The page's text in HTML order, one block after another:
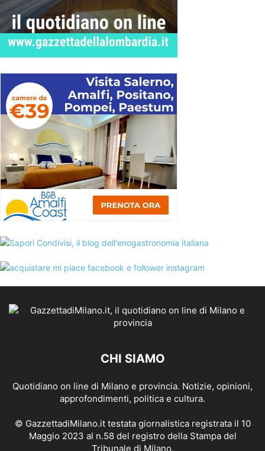
CHI SIAMO
Quotidiano on line di Milano e provincia. Notizie, opinioni,
approfondimenti, politica e cultura.
© GazzettadiMilano.it testata giornalistica registrata il 10
Maggio 2023 al n.58 del registro della Stampa del
Tribunale di Milano.